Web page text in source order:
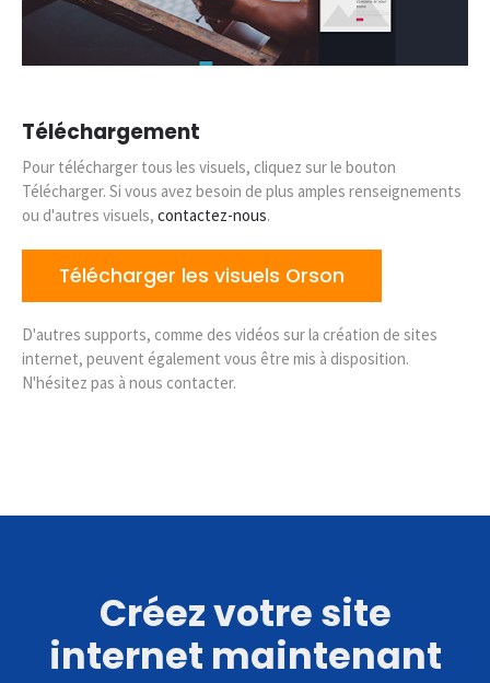
Téléchargement
Pour télécharger tous les visuels, cliquez sur le bouton
Télécharger. Si vous avez besoin de plus amples renseignements
ou d'autres visuels, contactez-nous.
Télécharger les visuels Orson
D'autres supports, comme des vidéos sur la création de sites
internet, peuvent également vous être mis à disposition.
N'hésitez pas à nous contacter.
Créez votre site
internet maintenant